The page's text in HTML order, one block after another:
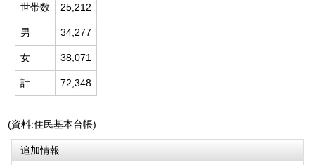
世帯数 25,212
男 34,277
女 38,071
計 72,348
(資料:住民基本台帳)
追加情報